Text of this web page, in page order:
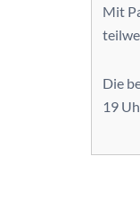
Mit
Die
19